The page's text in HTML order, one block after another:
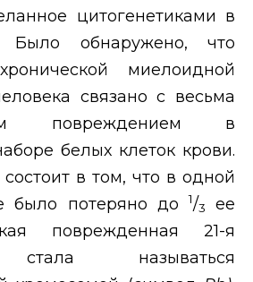
цитогенетиками в
Было обнаружено, что
миелоидной
связано с весьма
повреждением в
белых клеток крови.
в том, что в одной
было потеряно до
1/3
ее
поврежденная 21-я
стала называться